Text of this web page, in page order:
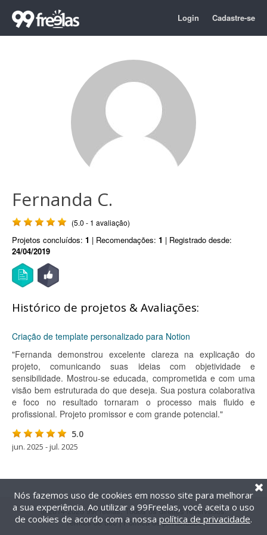
Login Cadastre-se
Fernanda C.
(5.0 - 1 avaliação)
Projetos concluídos: 1 | Recomendações: 1 | Registrado desde:
24/04/2019
Histórico de projetos & Avaliações:
Criação de template personalizado para Notion
"Fernanda demonstrou excelente clareza na explicação do
projeto, comunicando suas ideias com objetividade e
sensibilidade. Mostrou-se educada, comprometida e com uma
visão bem estruturada do que deseja. Sua postura colaborativa
e foco no resultado tornaram o processo mais fluido e
profissional. Projeto promissor e com grande potencial."
5.0
jun. 2025 - jul. 2025
@2014-2026 99Freelas. Todos os direitos reservados.
Termos de uso| Política de privacidade
Nós fazemos uso de cookies em nosso site para melhorar
a sua experiência. Ao utilizar a 99Freelas, você aceita o uso
de cookies de acordo com a nossa política de privacidade.